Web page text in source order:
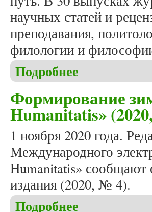
научных статей и
преподавания,
филологии и
Подробнее
Формирование
Humanitatis»
1 ноября 2020 года.
Международного
Humanitatis» сообщают
издания (2020, № 4).
Подробнее